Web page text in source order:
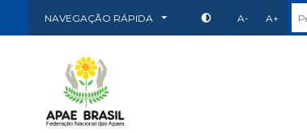
NAVEGAÇÃO RÁPIDA A- A+